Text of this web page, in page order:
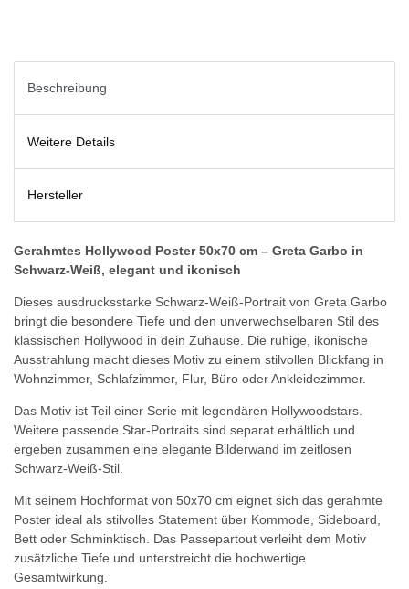
Beschreibung
Weitere Details
Hersteller
Gerahmtes Hollywood Poster 50x70 cm – Greta Garbo in
Schwarz-Weiß, elegant und ikonisch
Dieses ausdrucksstarke Schwarz-Weiß-Portrait von Greta Garbo
bringt die besondere Tiefe und den unverwechselbaren Stil des
klassischen Hollywood in dein Zuhause. Die ruhige, ikonische
Ausstrahlung macht dieses Motiv zu einem stilvollen Blickfang in
Wohnzimmer, Schlafzimmer, Flur, Büro oder Ankleidezimmer.
Das Motiv ist Teil einer Serie mit legendären Hollywoodstars.
Weitere passende Star-Portraits sind separat erhältlich und
ergeben zusammen eine elegante Bilderwand im zeitlosen
Schwarz-Weiß-Stil.
Mit seinem Hochformat von 50x70 cm eignet sich das gerahmte
Poster ideal als stilvolles Statement über Kommode, Sideboard,
Bett oder Schminktisch. Das Passepartout verleiht dem Motiv
zusätzliche Tiefe und unterstreicht die hochwertige
Gesamtwirkung.